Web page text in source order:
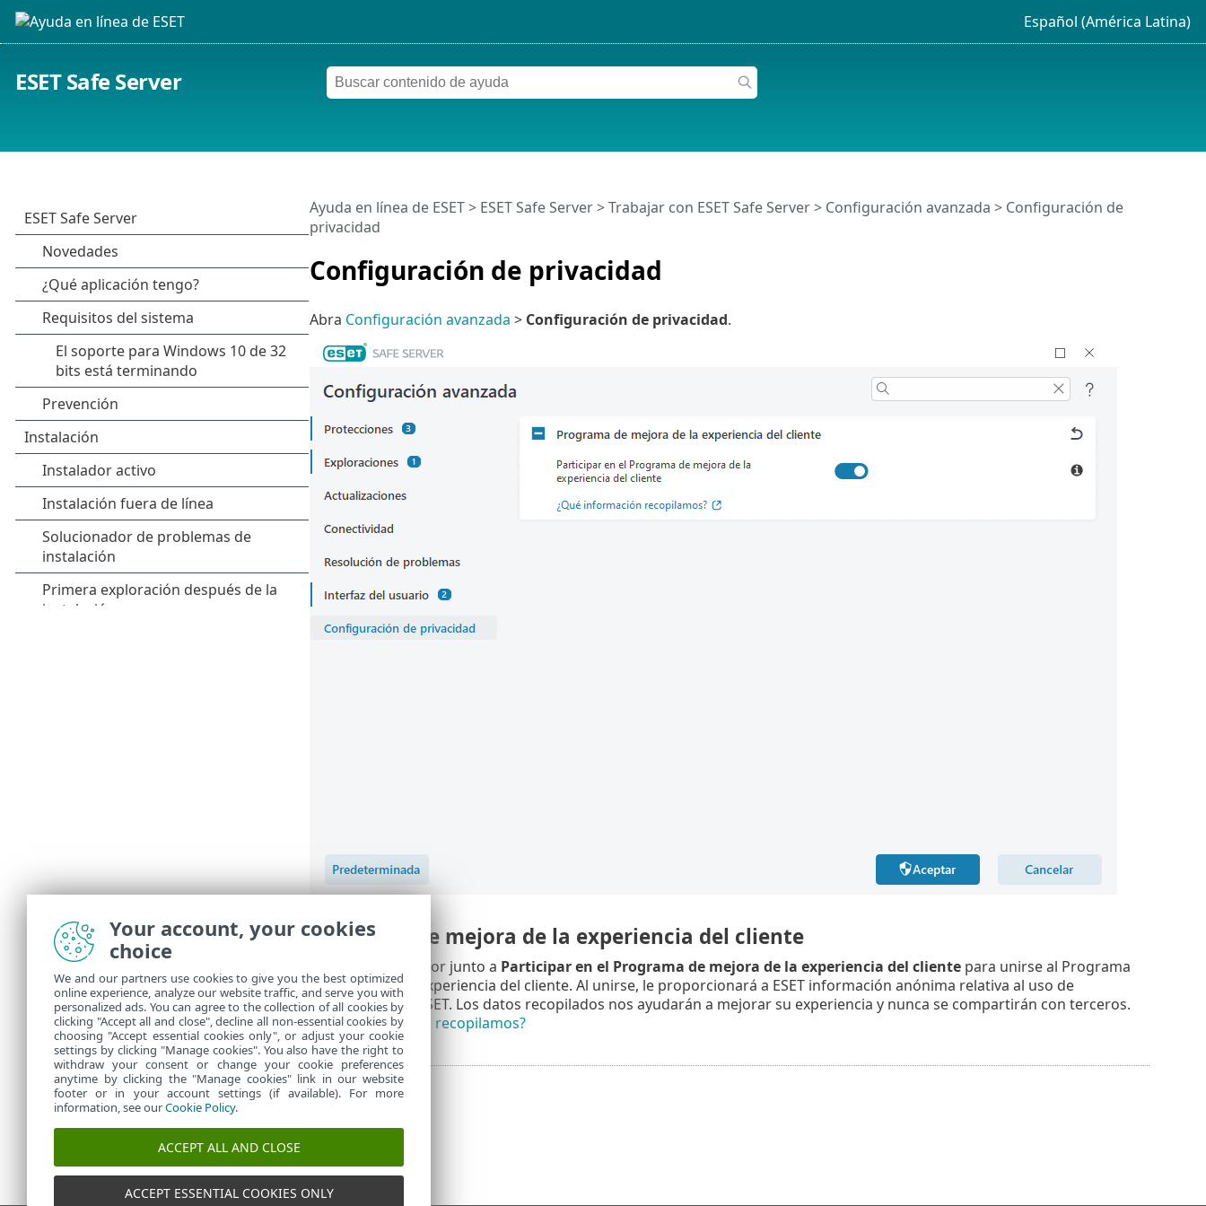
Español (América Latina)
ESET Safe Server
Configuración de privacidad
Ayuda en línea de ESET> ESET Safe Server>Trabajar con ESET Safe Server> Configuración avanzada > Configuración de
privacidad
Abra Configuración avanzada > Configuración de privacidad.
Programa de mejora de la experiencia del cliente
Active el interruptor junto a Participar en el Programa de mejora de la experiencia del clientepara unirse al Programa
de mejora de la experiencia del cliente. Al unirse, le proporcionará a ESET información anónima relativa al uso de
aplicaciones de ESET. Los datos recopilados nos ayudarán a mejorar su experiencia y nunca se compartirán con terceros.
¿Qué información recopilamos?
Your account, your cookies
choice
We and our partners use cookies to give you the best optimized
online experience, analyze our website traffic, and serve you with
personalized ads. You can agree to the collection of all cookies by
clicking "Accept all and close", decline all non-essential cookies by
choosing "Accept essential cookies only", or adjust your cookie
settings by clicking "Manage cookies". You also have the right to
withdraw your consent or change your cookie preferences
anytime by clicking the "Manage cookies" link in our website
footer or in your account settings (if available). For more
information, see ourCookie Policy.
ACCEPT ALL AND CLOSE
ACCEPT ESSENTIAL COOKIES ONLY